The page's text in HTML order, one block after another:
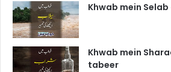
Khwab mein
Khwab mein
tabeer